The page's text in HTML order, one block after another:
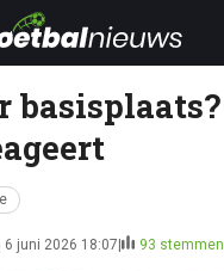
basisplaats?
6 juni 2026 18:07 93 stemmen